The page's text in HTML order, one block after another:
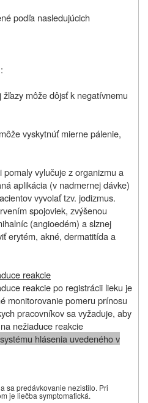
podľa nasledujúcich
môže dôjsť k negatívnemu
vyskytnúť mierne pálenie,
pomaly vylučuje z organizmu a
aplikácia (v nadmernej dávke)
vyvolať tzv. jodizmus.
spojoviek, zvýšenou
(angioedém) a slznej
erytém, akné, dermatitída a
reakcie
reakcie po registrácii lieku je
monitorovanie pomeru prínosu
pracovníkov sa vyžaduje, aby
nežiaduce reakcie
hlásenia uvedeného v
sa predávkovanie nezistilo. Pri
je liečba symptomatická.